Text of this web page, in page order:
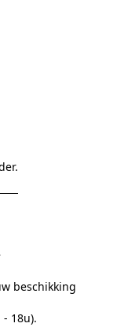
beschikking
18u).